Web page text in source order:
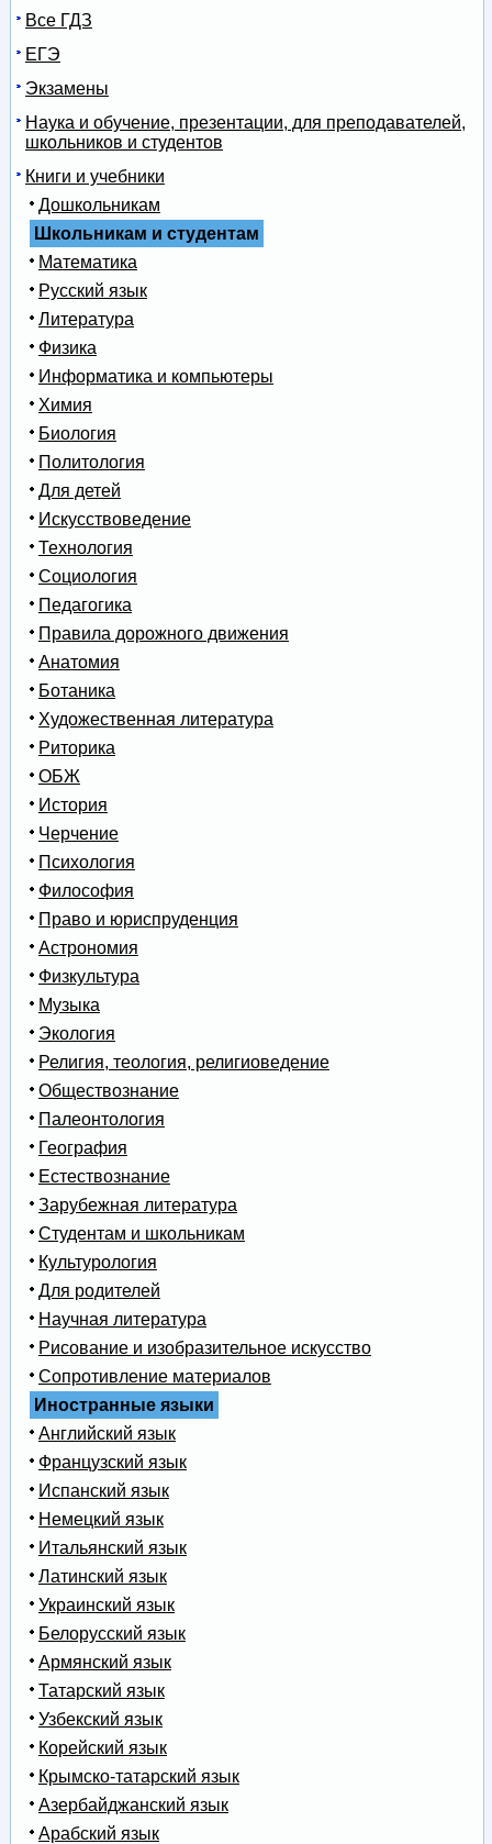
Все ГДЗ
ЕГЭ
Экзамены
Наука и обучение, презентации, для преподавателей,
школьников и студентов
Книги и учебники
Дошкольникам
Школьникам и студентам
Математика
Русский язык
Литература
Физика
Информатика и компьютеры
Химия
Биология
Политология
Для детей
Искусствоведение
Технология
Социология
Педагогика
Правила дорожного движения
Анатомия
Ботаника
Художественная литература
Риторика
ОБЖ
История
Черчение
Психология
Философия
Право и юриспруденция
Астрономия
Физкультура
Музыка
Экология
Религия, теология, религиоведение
Обществознание
Палеонтология
География
Естествознание
Зарубежная литература
Студентам и школьникам
Культурология
Для родителей
Научная литература
Рисование и изобразительное искусство
Сопротивление материалов
Иностранные языки
Английский язык
Французский язык
Испанский язык
Немецкий язык
Итальянский язык
Латинский язык
Украинский язык
Белорусский язык
Армянский язык
Татарский язык
Узбекский язык
Корейский язык
Крымско-татарский язык
Азербайджанский язык
Арабский язык